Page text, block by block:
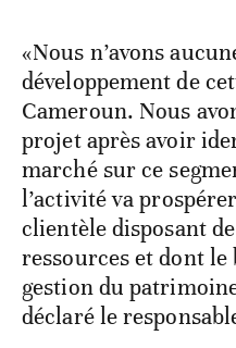
«Nous n’avons
développement de
Cameroun. Nous
projet après avoir
marché sur ce
l’activité va
clientèle disposant
ressources et dont le
gestion du
déclaré le